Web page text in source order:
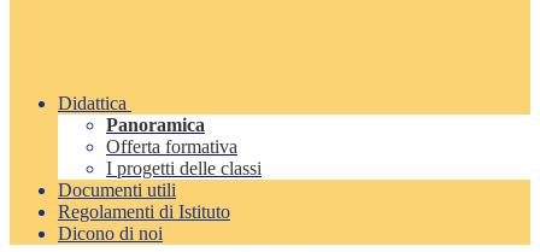
Didattica
Panoramica
Offerta formativa
I progetti delle classi
Documenti utili
Regolamenti di Istituto
Dicono di noi